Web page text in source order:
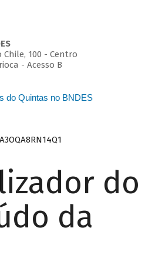
100 - Centro
- Acesso B
do Quintas no BNDES
do
da